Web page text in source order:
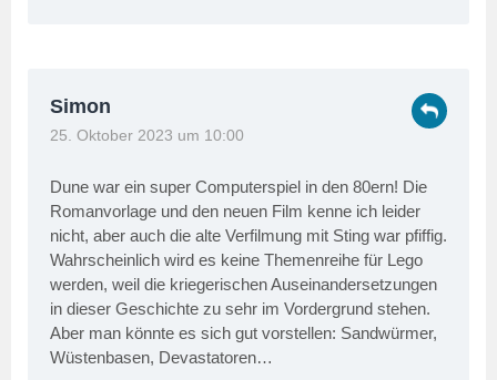
Simon
25. Oktober 2023 um 10:00
Dune war ein super Computerspiel in den 80ern! Die
Romanvorlage und den neuen Film kenne ich leider
nicht, aber auch die alte Verfilmung mit Sting war pfiffig.
Wahrscheinlich wird es keine Themenreihe für Lego
werden, weil die kriegerischen Auseinandersetzungen
in dieser Geschichte zu sehr im Vordergrund stehen.
Aber man könnte es sich gut vorstellen: Sandwürmer,
Wüstenbasen, Devastatoren…